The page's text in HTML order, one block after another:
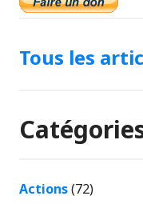
Tous les
Actions(72)